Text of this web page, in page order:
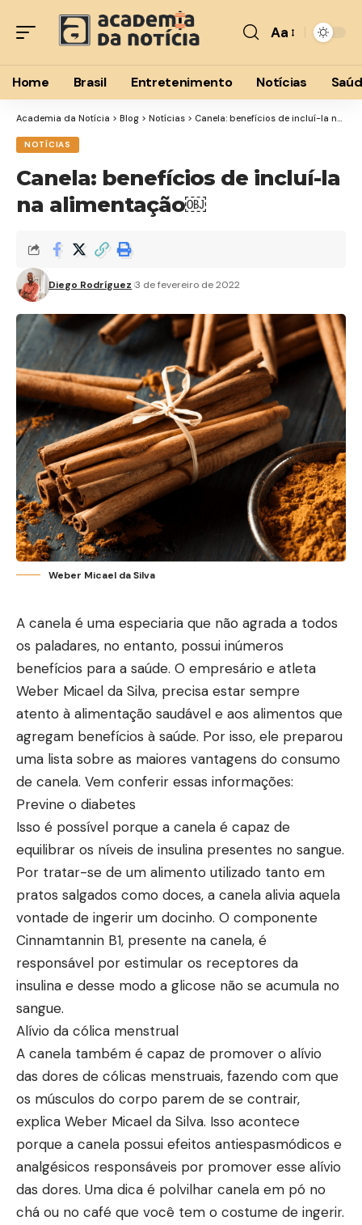
Font
Resizer
Aa
Home Brasil Entretenimento Notícias
Academia da Notícia > Blog > Notícias > Canela: benefícios de incluí-la na alimentação￼
NOTÍCIAS
Canela: benefícios de incluí-la
na alimentação￼
Diego Rodríguez 3 de fevereiro de 2022
Weber Micael da Silva
A canela é uma especiaria que não agrada a todos
os paladares, no entanto, possui inúmeros
benefícios para a saúde. O empresário e atleta
Weber Micael da Silva, precisa estar sempre
atento à alimentação saudável e aos alimentos que
agregam benefícios à saúde. Por isso, ele preparou
uma lista sobre as maiores vantagens do consumo
de canela. Vem conferir essas informações:
Previne o diabetes
Isso é possível porque a canela é capaz de
equilibrar os níveis de insulina presentes no sangue.
Por tratar-se de um alimento utilizado tanto em
pratos salgados como doces, a canela alivia aquela
vontade de ingerir um docinho. O componente
Cinnamtannin B1, presente na canela, é
responsável por estimular os receptores da
insulina e desse modo a glicose não se acumula no
sangue.
Alívio da cólica menstrual
A canela também é capaz de promover o alívio
das dores de cólicas menstruais, fazendo com que
os músculos do corpo parem de se contrair,
explica Weber Micael da Silva. Isso acontece
porque a canela possui efeitos antiespasmódicos e
analgésicos responsáveis por promover esse alívio
das dores. Uma dica é polvilhar canela em pó no
chá ou no café que você tem o costume de ingerir.